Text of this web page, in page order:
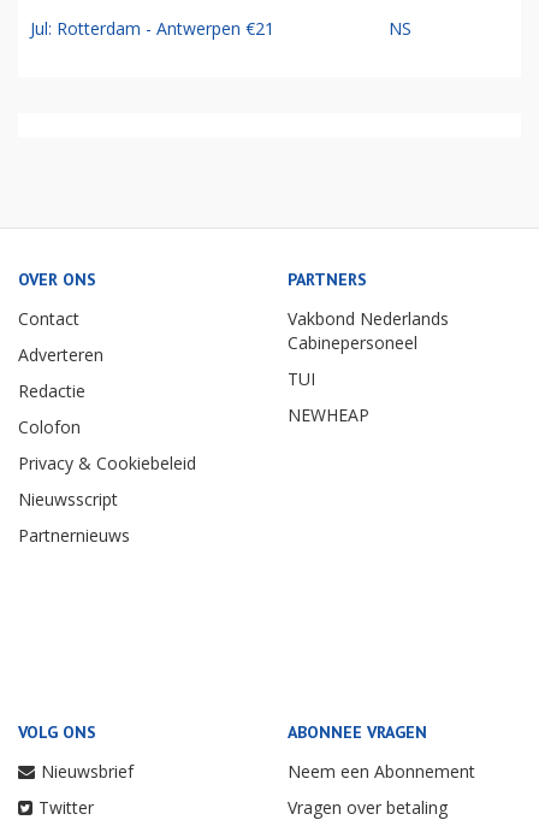
Jul: Rotterdam - Antwerpen €21 NS
OVER ONS
Contact
Adverteren
Redactie
Colofon
Privacy & Cookiebeleid
Nieuwsscript
Partnernieuws
PARTNERS
Vakbond Nederlands
Cabinepersoneel
TUI
NEWHEAP
VOLG ONS
Nieuwsbrief
Twitter
ABONNEE VRAGEN
Neem een Abonnement
Vragen over betaling